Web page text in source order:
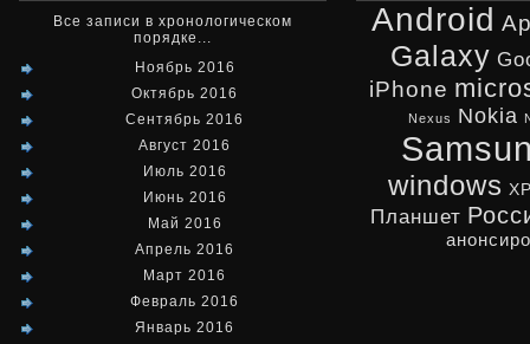
Все записи в хронологическом
порядке...
Ноябрь 2016
Октябрь 2016
Сентябрь 2016
Август 2016
Июль 2016
Июнь 2016
Май 2016
Апрель 2016
Март 2016
Февраль 2016
Январь 2016
Android
Galaxy
iPhone
Nexus Nokia
windows
Планшет